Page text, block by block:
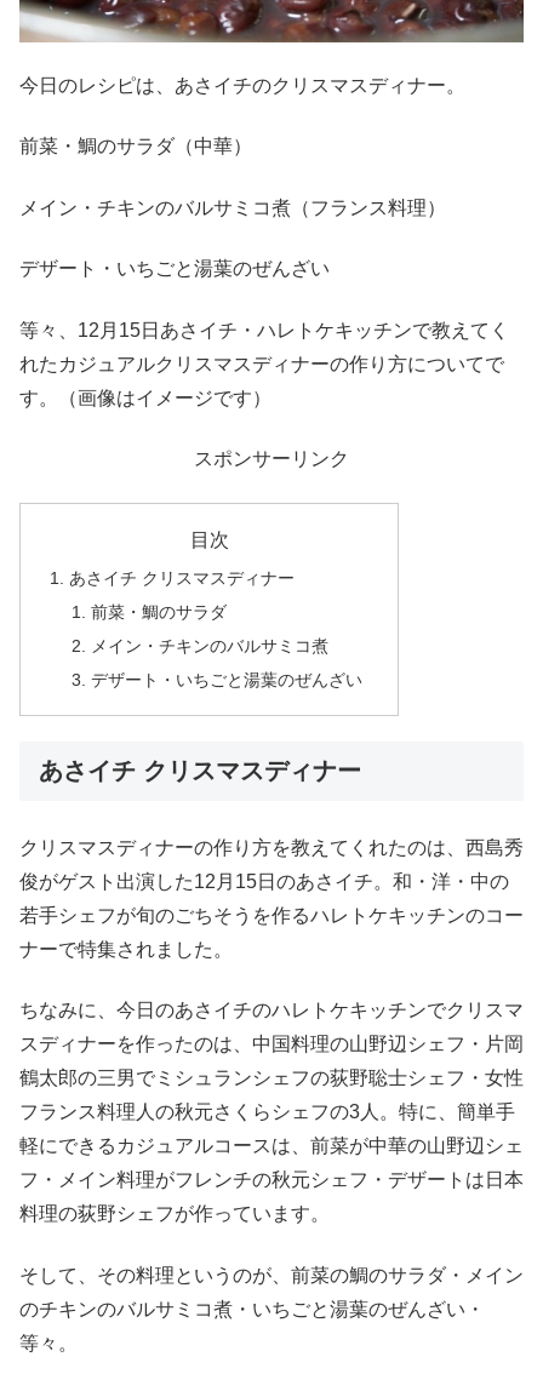
今日のレシピは、あさイチのクリスマスディナー。
前菜・鯛のサラダ（中華）
メイン・チキンのバルサミコ煮（フランス料理）
デザート・いちごと湯葉のぜんざい
等々、12月15日あさイチ・ハレトケキッチンで教えてく
れたカジュアルクリスマスディナーの作り方についてで
す。（画像はイメージです）
スポンサーリンク
目次
あさイチ クリスマスディナー
前菜・鯛のサラダ
メイン・チキンのバルサミコ煮
デザート・いちごと湯葉のぜんざい
あさイチ クリスマスディナー
クリスマスディナーの作り方を教えてくれたのは、西島秀
俊がゲスト出演した12月15日のあさイチ。和・洋・中の
若手シェフが旬のごちそうを作るハレトケキッチンのコー
ナーで特集されました。
ちなみに、今日のあさイチのハレトケキッチンでクリスマ
スディナーを作ったのは、中国料理の山野辺シェフ・片岡
鶴太郎の三男でミシュランシェフの荻野聡士シェフ・女性
フランス料理人の秋元さくらシェフの3人。特に、簡単手
軽にできるカジュアルコースは、前菜が中華の山野辺シェ
フ・メイン料理がフレンチの秋元シェフ・デザートは日本
料理の荻野シェフが作っています。
そして、その料理というのが、前菜の鯛のサラダ・メイン
のチキンのバルサミコ煮・いちごと湯葉のぜんざい・
等々。